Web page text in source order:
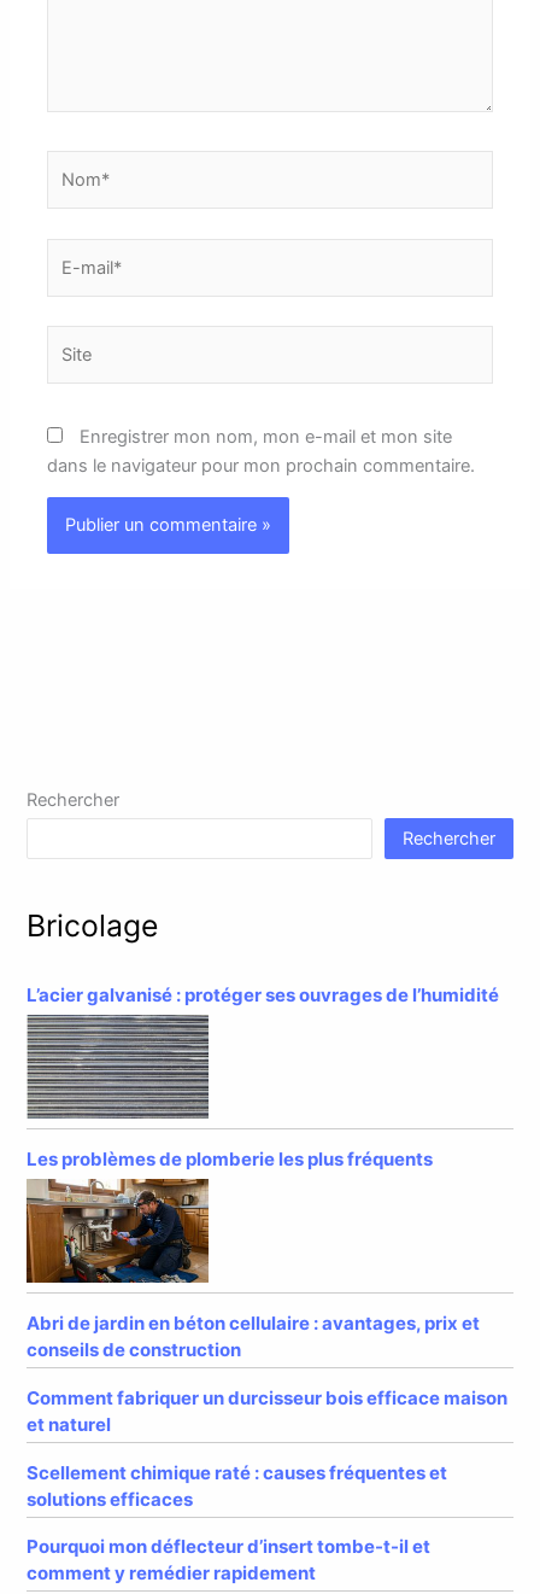
mail*
Enregistrer mon nom, mon e-mail et mon site
dans le navigateur pour mon prochain commentaire.
Rechercher
Rechercher
Bricolage
L’acier galvanisé : protéger ses ouvrages de l’humidité
Les problèmes de plomberie les plus fréquents
Abri de jardin en béton cellulaire : avantages, prix et
conseils de construction
Comment fabriquer un durcisseur bois efficace maison
et naturel
Scellement chimique raté : causes fréquentes et
solutions efficaces
Pourquoi mon déflecteur d’insert tombe-t-il et
comment y remédier rapidement